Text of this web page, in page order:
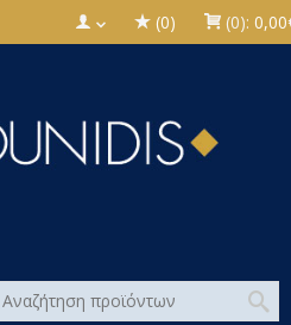
(0) (0): 0,00